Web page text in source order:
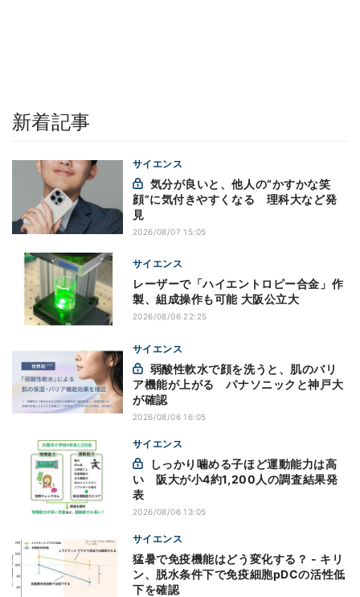
新着記事
サイエンス
顔”に気付きやすくなる 理科大など発
見
2026/08/07 15:05
サイエンス
レーザーで「ハイエントロピー合金」作
製、組成操作も可能 大阪公立大
2026/08/06 22:25
サイエンス
ア機能が上がる パナソニックと神戸大
が確認
2026/08/06 16:05
サイエンス
い 阪大が小4約1,200人の調査結果発
表
2026/08/06 13:05
サイエンス
猛暑で免疫機能はどう変化する？ - キリ
ン、脱水条件下で免疫細胞pDCの活性低
下を確認